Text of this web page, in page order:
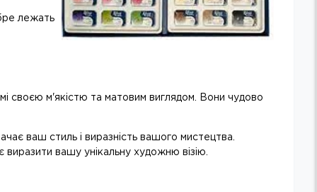
лежать
своєю м'якістю та матовим виглядом. Вони чудово
ваш стиль і виразність вашого мистецтва.
вашу унікальну художню візію.